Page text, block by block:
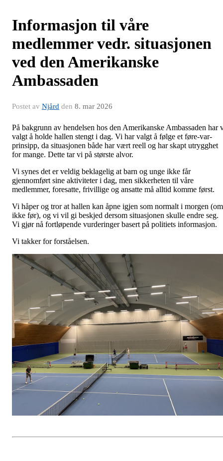
Informasjon til våre
medlemmer vedr. situasjonen
ved den Amerikanske
Ambassaden
Postet av Njård den 8. mar 2026
På bakgrunn av hendelsen hos den Amerikanske Ambassaden har
valgt å holde hallen stengt i dag. Vi har valgt å følge et føre-var-
prinsipp, da situasjonen både har vært reell og har skapt utrygghet
for mange. Dette tar vi på største alvor.
Vi synes det er veldig beklagelig at barn og unge ikke får
gjennomført sine aktiviteter i dag, men sikkerheten til våre
medlemmer, foresatte, frivillige og ansatte må alltid komme først.
Vi håper og tror at hallen kan åpne igjen som normalt i morgen (om
ikke før), og vi vil gi beskjed dersom situasjonen skulle endre seg.
Vi gjør nå fortløpende vurderinger basert på politiets informasjon.
Vi takker for forståelsen.